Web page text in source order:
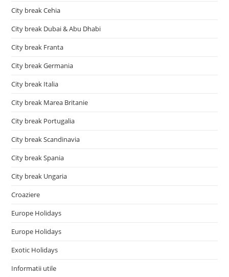
City break Cehia
City break Dubai & Abu Dhabi
City break Franta
City break Germania
City break Italia
City break Marea Britanie
City break Portugalia
City break Scandinavia
City break Spania
City break Ungaria
Croaziere
Europe Holidays
Europe Holidays
Exotic Holidays
Informatii utile